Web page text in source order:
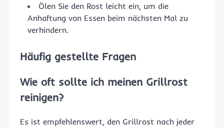
Ölen Sie den Rost leicht ein, um die
Anhaftung von Essen beim nächsten Mal zu
verhindern.
Häufig gestellte Fragen
Wie oft sollte ich meinen Grillrost
reinigen?
Es ist empfehlenswert, den Grillrost nach jeder